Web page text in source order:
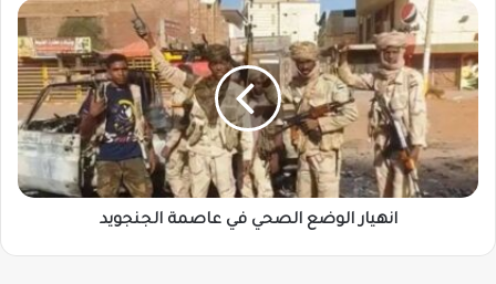
انهيار
الوضع
الصحي
في
عاصمة
انهيار الوضع الصحي في عاصمة الجنجويد